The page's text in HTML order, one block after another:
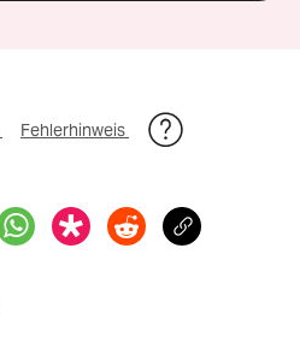
Fehlerhinweis